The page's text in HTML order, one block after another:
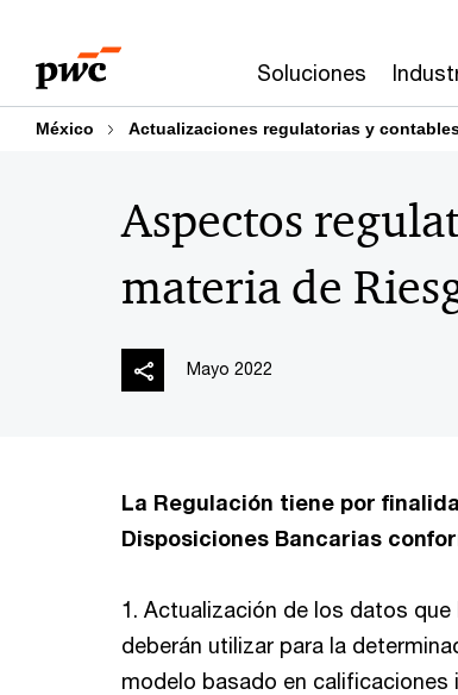
content
footer
Soluciones
México Actualizaciones regulatorias y
Aspectos
materia de
Mayo 2022
La Regulación tiene por
Disposiciones Bancarias
1. Actualización de los datos
deberán utilizar para la
modelo basado en calificaciones